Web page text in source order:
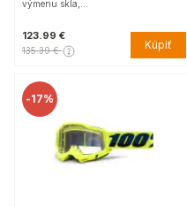
výmenu skla,…
123.99 €
135.39 € Kúpiť
-17%